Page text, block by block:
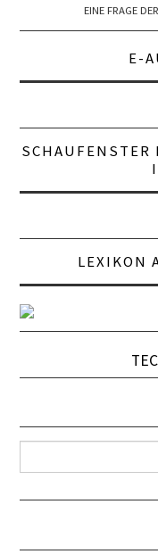
LADEKURVE
LADELEISTUNG
LITHIUM-
ON-BOARD-
OHMSCHES
EINE FRAGE
E-
SCHAUFENSTER
LEXIKON